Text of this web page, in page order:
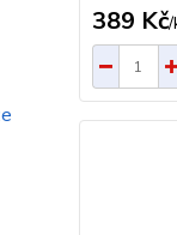
389 Kč/